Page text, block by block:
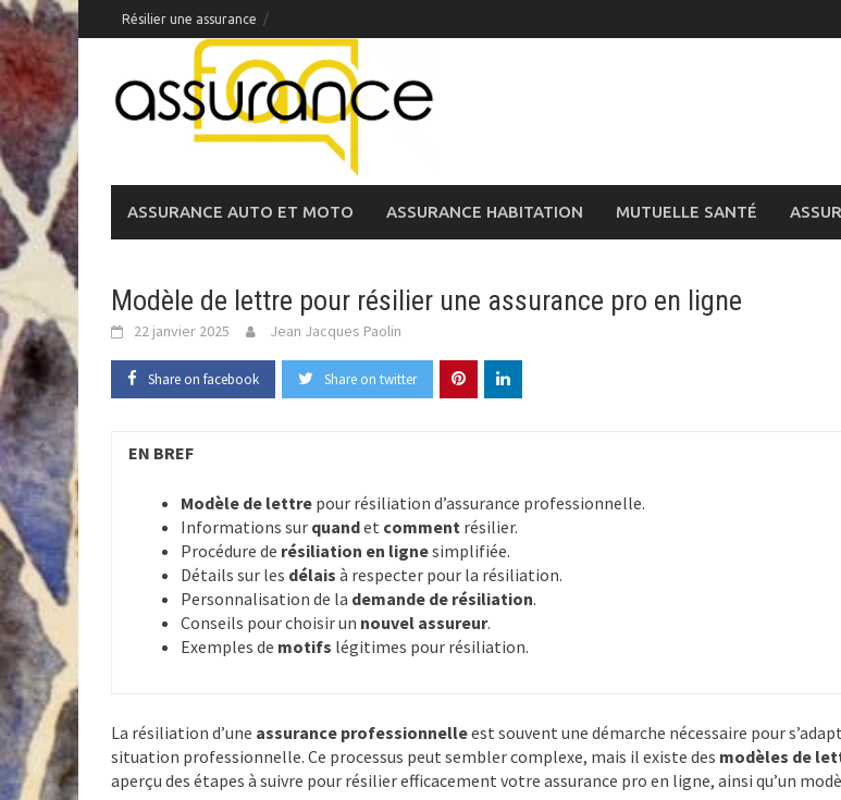
Skip
to
Résilier une assurance
ASSURANCE AUTO ET MOTO ASSURANCE HABITATION MUTUELLE SANTÉ
Modèle de lettre pour résilier une assurance pro en ligne
22 janvier 2025 Jean Jacques Paolin
Share on facebook Share on twitter
EN BREF
Modèle de lettre pour résiliation d’assurance professionnelle.
Informations sur quandet comment résilier.
Procédure de résiliation en lignesimplifiée.
Détails sur les délais à respecter pour la résiliation.
Personnalisation de la demande de résiliation.
Conseils pour choisir un nouvel assureur.
Exemples de motifs légitimes pour résiliation.
La résiliation d’une assurance professionnelleest souvent une démarche nécessaire pour
situation professionnelle. Ce processus peut sembler complexe, mais il existe des modèles de
aperçu des étapes à suivre pour résilier efficacement votre assurance pro en ligne, ainsi qu’un